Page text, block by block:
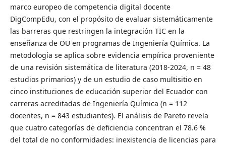
marco europeo de competencia digital docente
DigCompEdu, con el propósito de evaluar sistemáticamente
las barreras que restringen la integración TIC en la
enseñanza de OU en programas de Ingeniería Química. La
metodología se aplica sobre evidencia empírica proveniente
de una revisión sistemática de literatura (2018-2024, n = 48
estudios primarios) y de un estudio de caso multisitio en
cinco instituciones de educación superior del Ecuador con
carreras acreditadas de Ingeniería Química (n = 112
docentes, n = 843 estudiantes). El análisis de Pareto revela
que cuatro categorías de deficiencia concentran el 78.6 %
del total de no conformidades: inexistencia de licencias para